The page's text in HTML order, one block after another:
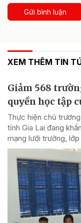
Gửi bình luận
XEM THÊM TIN
Giảm 568
quyền học tập
Thực hiện chủ
tỉnh Gia Lai đang
mạng lưới trường,